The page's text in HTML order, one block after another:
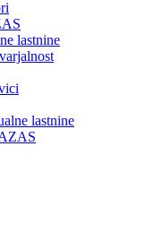
lastnine
lastnine